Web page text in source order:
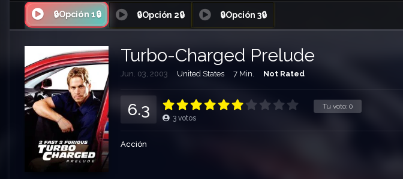
🔒Opción 1🔒 🔒Opción 2🔒 🔒Opción 3🔒
Turbo-Charged Prelude
Jun. 03, 2003 United States 7 Min. Not Rated
Tu voto: 0
6.3 3 votos
Acción